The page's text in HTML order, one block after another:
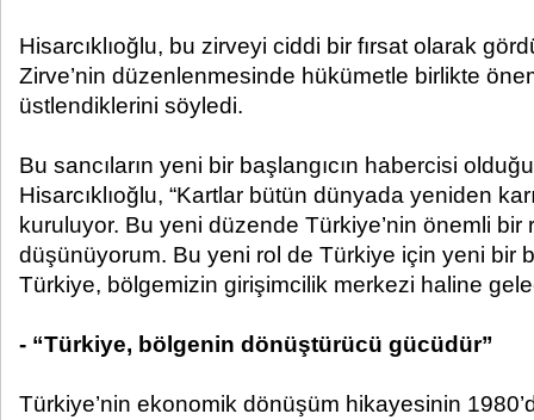
Hisarcıklıoğlu, bu zirveyi ciddi bir fırsat olarak
Zirve’nin düzenlenmesinde hükümetle birlikte
üstlendiklerini söyledi.
Bu sancıların yeni bir başlangıcın habercisi
Hisarcıklıoğlu, “Kartlar bütün dünyada yeniden
kuruluyor. Bu yeni düzende Türkiye’nin önemli bir
düşünüyorum. Bu yeni rol de Türkiye için yeni bir
Türkiye, bölgemizin girişimcilik merkezi haline
- “Türkiye, bölgenin dönüştürücü gücüdür”
Türkiye’nin ekonomik dönüşüm hikayesinin